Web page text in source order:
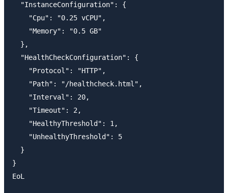
  "InstanceConfiguration": {
    "Cpu": "0.25 vCPU",
    "Memory": "0.5 GB"
  },
  "HealthCheckConfiguration": {
    "Protocol": "HTTP",
    "Path": "/healthcheck.html",
    "Interval": 20,
    "Timeout": 2,
    "HealthyThreshold": 1,
    "UnhealthyThreshold": 5
  }
}
EoL